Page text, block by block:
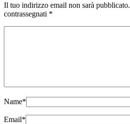
Il tuo indirizzo email non sarà pubblicato.
contrassegnati *
Name*
Email*